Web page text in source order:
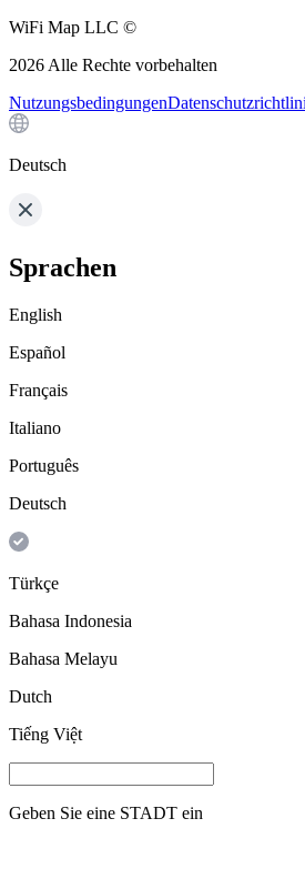
WiFi Map LLC ©
2026 Alle Rechte vorbehalten
Nutzungsbedingungen
Deutsch
Sprachen
English
Español
Français
Italiano
Português
Deutsch
Türkçe
Bahasa Indonesia
Bahasa Melayu
Dutch
Tiếng Việt
Geben Sie eine STADT ein